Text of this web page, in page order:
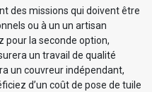
des missions qui doivent être
ou à un un artisan
pour la seconde option,
un travail de qualité
un couvreur indépendant,
d’un coût de pose de tuile